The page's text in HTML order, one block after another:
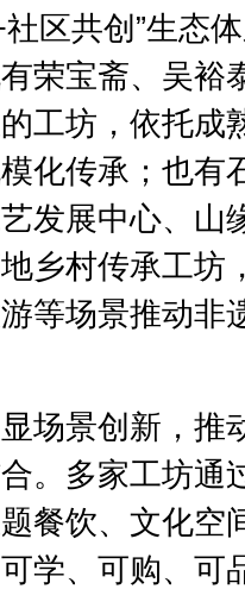
区共创”生态
荣宝斋、吴裕
工坊，依托成
化传承；也有
发展中心、山
乡村传承工坊
等场景推动非
景创新，推
。多家工坊通
餐饮、文化空
学、可购、可